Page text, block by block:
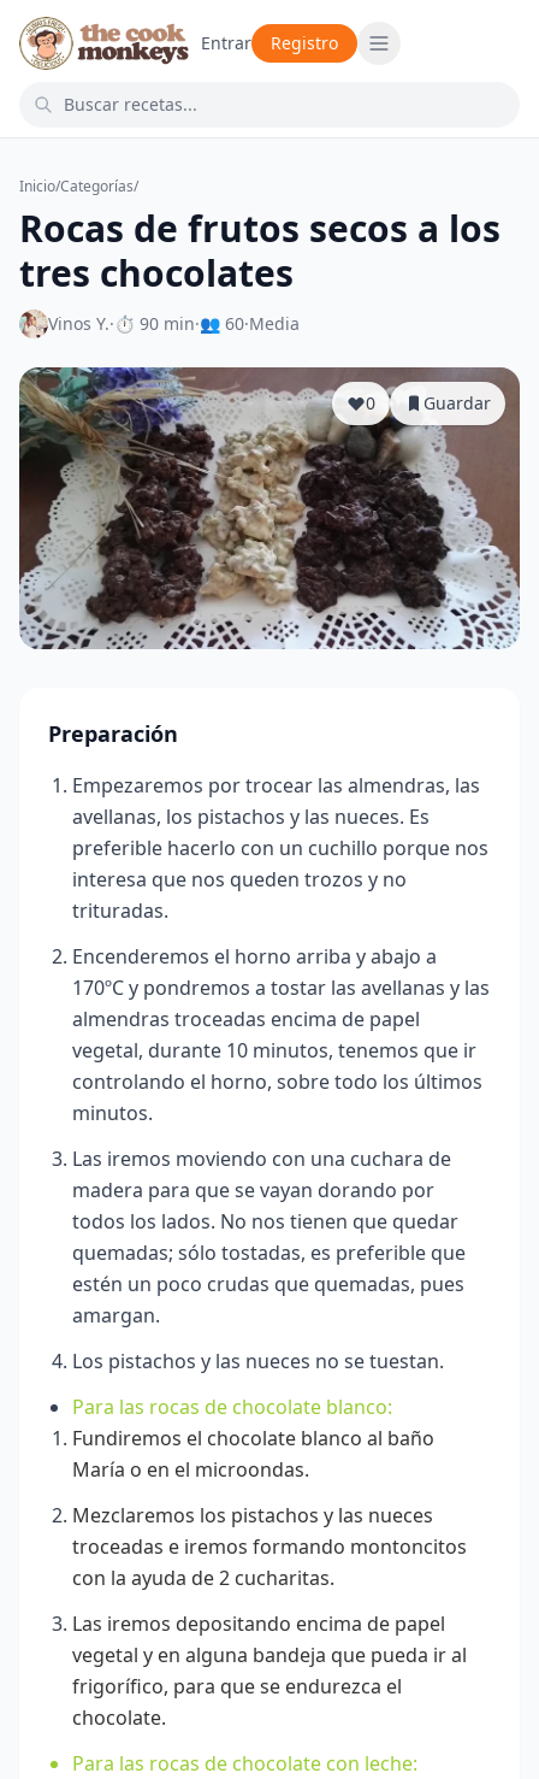
Entrar Registro
Inicio/Categorías/
Rocas de frutos secos a los
tres chocolates
Vinos Y.·⏱ 90 min·👥 60·Media
0 Guardar
Preparación
Empezaremos por trocear las almendras, las
avellanas, los pistachos y las nueces. Es
preferible hacerlo con un cuchillo porque nos
interesa que nos queden trozos y no
trituradas.
Encenderemos el horno arriba y abajo a
170ºC y pondremos a tostar las avellanas y las
almendras troceadas encima de papel
vegetal, durante 10 minutos, tenemos que ir
controlando el horno, sobre todo los últimos
minutos.
Las iremos moviendo con una cuchara de
madera para que se vayan dorando por
todos los lados. No nos tienen que quedar
quemadas; sólo tostadas, es preferible que
estén un poco crudas que quemadas, pues
amargan.
Los pistachos y las nueces no se tuestan.
Para las rocas de chocolate blanco:
Fundiremos el chocolate blanco al baño
María o en el microondas.
Mezclaremos los pistachos y las nueces
troceadas e iremos formando montoncitos
con la ayuda de 2 cucharitas.
Las iremos depositando encima de papel
vegetal y en alguna bandeja que pueda ir al
frigorífico, para que se endurezca el
chocolate.
Para las rocas de chocolate con leche: